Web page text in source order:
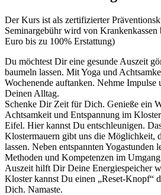
Der Kurs ist als zertifizierter
Seminargebühr wird von Krankenkassen
Euro bis zu 100% Erstattung)
Du möchtest Dir eine gesunde Auszeit
baumeln lassen. Mit Yoga und
Wochenende auftanken. Nehme Impulse
Deinen Alltag.
Schenke Dir Zeit für Dich. Genieße ein
Achtsamkeit und Entspannung im
Eifel. Hier kannst Du entschleunigen.
Klostermauern gibt uns die Möglichkeit,
lassen. Neben entspannten Yogastunden
Methoden und Kompetenzen im
Auszeit hilft Dir Deine Energiespeicher
Kloster kannst Du einen „Reset-Knopf“
Dich. Namaste.